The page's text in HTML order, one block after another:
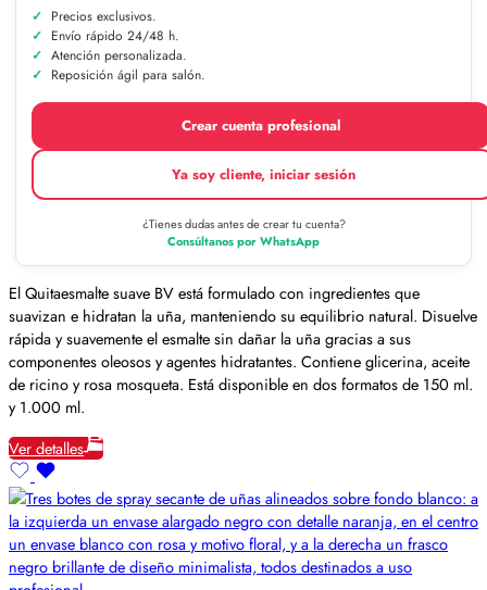
Precios exclusivos.
Envío rápido 24/48 h.
Atención personalizada.
Reposición ágil para salón.
Crear cuenta profesional
Ya soy cliente, iniciar sesión
¿Tienes dudas antes de crear tu cuenta?
Consúltanos por WhatsApp
El Quitaesmalte suave BV está formulado con ingredientes que
suavizan e hidratan la uña, manteniendo su equilibrio natural. Disuelve
rápida y suavemente el esmalte sin dañar la uña gracias a sus
componentes oleosos y agentes hidratantes. Contiene glicerina, aceite
de ricino y rosa mosqueta. Está disponible en dos formatos de 150 ml.
y 1.000 ml.
Ver detalles